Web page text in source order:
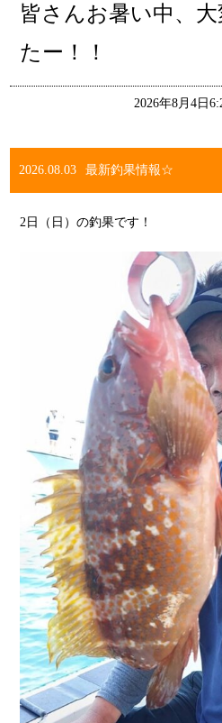
皆さんお暑い中、
たー！！
2026年8月4日
2026.08.03 最新釣果情報☆
2日（日）の釣果です！